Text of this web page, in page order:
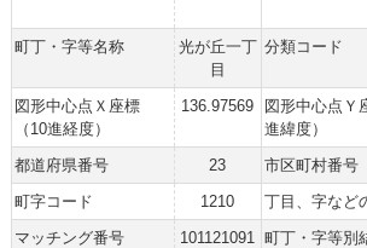
町丁・字等名称
光が丘一丁
目
分類コード
図形中心点Ｘ座標
（10進経度）
136.97569
図形中心点Ｙ
進緯度）
都道府県番号 23 市区町村番号
町字コード
1210 丁目、字など
マッチング番号
101121091 町丁・字等別